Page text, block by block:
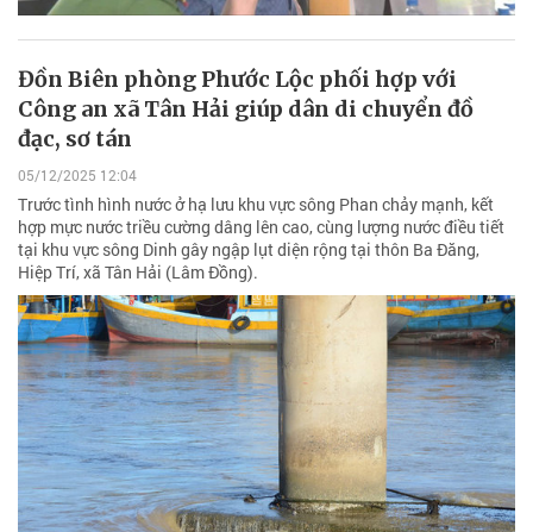
Đồn Biên phòng Phước Lộc phối hợp với
Công an xã Tân Hải giúp dân di chuyển đồ
đạc, sơ tán
05/12/2025 12:04
Trước tình hình nước ở hạ lưu khu vực sông Phan chảy mạnh, kết
hợp mực nước triều cường dâng lên cao, cùng lượng nước điều tiết
tại khu vực sông Dinh gây ngập lụt diện rộng tại thôn Ba Đăng,
Hiệp Trí, xã Tân Hải (Lâm Đồng).